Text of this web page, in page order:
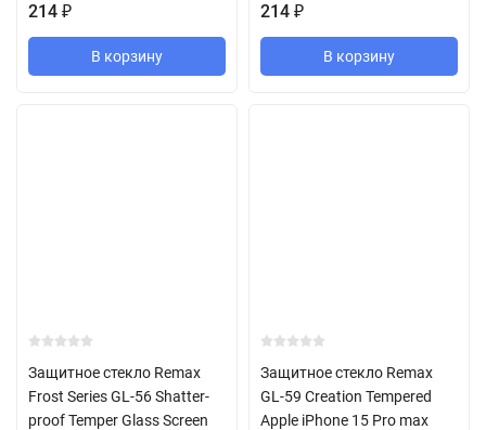
214 ₽
В корзину
214 ₽
В корзину
Защитное стекло Remax
Frost Series GL-56 Shatter-
proof Temper Glass Screen
Защитное стекло Remax
GL-59 Creation Tempered
Apple iPhone 15 Pro max